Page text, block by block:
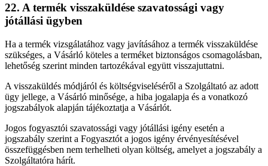
22. A termék visszaküldése szavatossági vagy
jótállási ügyben
Ha a termék vizsgálatához vagy javításához a termék visszaküldése
szükséges, a Vásárló köteles a terméket biztonságos csomagolásban,
lehetőség szerint minden tartozékával együtt visszajuttatni.
A visszaküldés módjáról és költségviseléséről a Szolgáltató az adott
ügy jellege, a Vásárló minősége, a hiba jogalapja és a vonatkozó
jogszabályok alapján tájékoztatja a Vásárlót.
Jogos fogyasztói szavatossági vagy jótállási igény esetén a
jogszabály szerint a Fogyasztót a jogos igény érvényesítésével
összefüggésben nem terhelheti olyan költség, amelyet a jogszabály a
Szolgáltatóra hárít.